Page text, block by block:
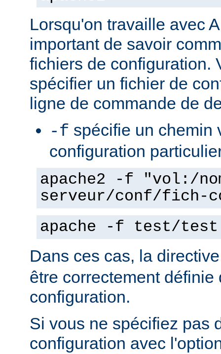
Lorsqu'on travaille avec
important de savoir
fichiers de configuration.
spécifier un fichier de
ligne de commande de
-f spécifie un chemin
configuration
apache2 -f "vol:/
serveur/conf/fich-
apache -f test/
Dans ces cas, la
être correctement
configuration.
Si vous ne spécifiez pas
configuration avec